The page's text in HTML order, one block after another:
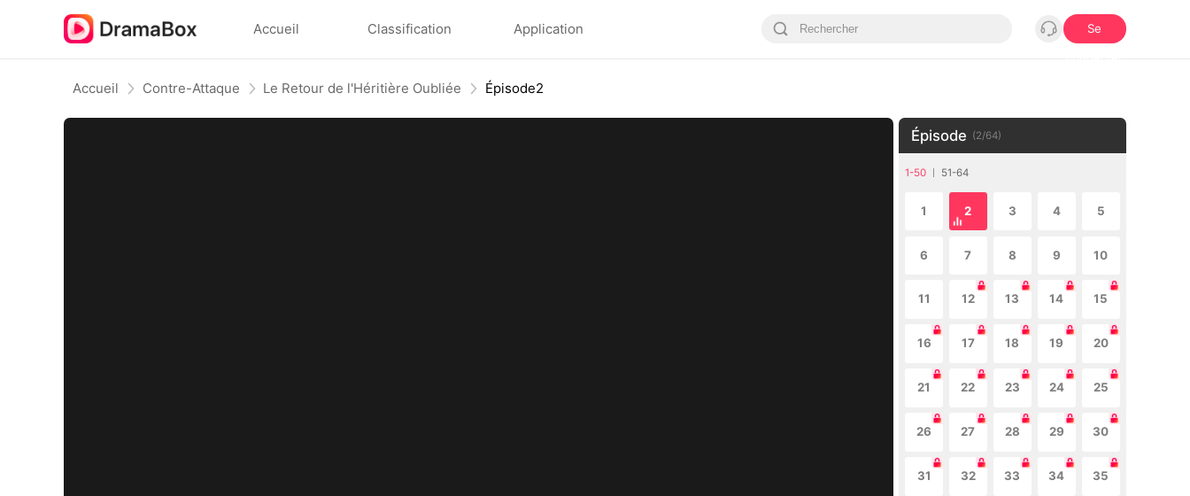
Accueil Classification Application Se
Accueil Contre-Attaque Le Retour de l'Héritière Oubliée Épisode2
Épisode (2/64)
1-50 51-64
1 2 3 4 5
6 7 8 9 10
11 12 13 14 15
16 17 18 19 20
21 22 23 24 25
26 27 28 29 30
31 32 33 34 35